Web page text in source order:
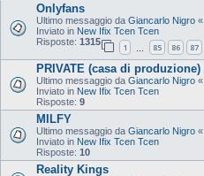
Onlyfans
Ultimo messaggio da Giancarlo Nigro «
Inviato in New Ifix Tcen Tcen
Risposte: 1315
1 85 86 87
PRIVATE (casa di produzione)
Ultimo messaggio da Giancarlo Nigro «
Inviato in New Ifix Tcen Tcen
Risposte: 9
MILFY
Ultimo messaggio da Giancarlo Nigro «
Inviato in New Ifix Tcen Tcen
Risposte: 10
Reality Kings